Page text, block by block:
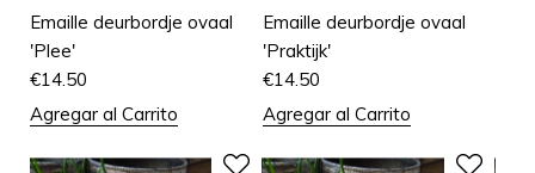
Emaille deurbordje ovaal
'Plee'
€14.50
Agregar al Carrito
Emaille deurbordje ovaal
'Praktijk'
€14.50
Agregar al Carrito